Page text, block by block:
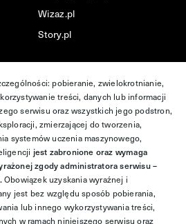
Wizaz.pl
Story.pl
pobieranie, zwielokrotnianie,
treści, danych lub informacji
serwisu oraz wszystkich jego podstron,
zmierzającej do tworzenia,
systemów uczenia maszynowego,
jest zabronione oraz wymaga
zgody administratora serwisu –
Obowiązek uzyskania wyraźnej i
jest bez względu sposób pobierania,
lub innego wykorzystywania treści,
w ramach niniejszego serwisu oraz